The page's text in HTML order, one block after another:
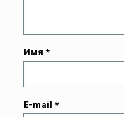
Имя *
E-mail *